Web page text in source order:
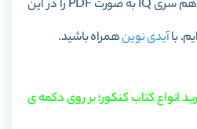
دانلود رایگان شیمی دوازدهم سری IQ به صورت PDF را در این
باآیدی نوینهمراه باشید.
انواع کتاب کنکور؛ بر روی دکمه ی